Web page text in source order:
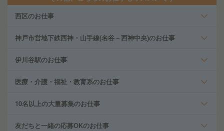
西区のお仕事
神戸市営地下鉄西神・山手線(名谷－西神中央)のお仕事
伊川谷駅のお仕事
医療・介護・福祉・教育系のお仕事
10名以上の大量募集のお仕事
友だちと一緒の応募OKのお仕事